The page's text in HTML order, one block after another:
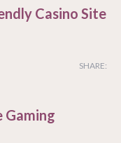
Casino Site
SHARE:
Gaming